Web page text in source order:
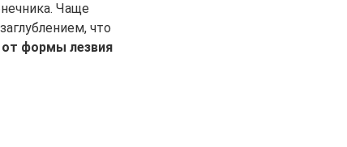
Чаще
что
от формы лезвия